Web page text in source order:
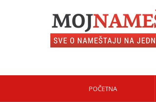
POČETNA